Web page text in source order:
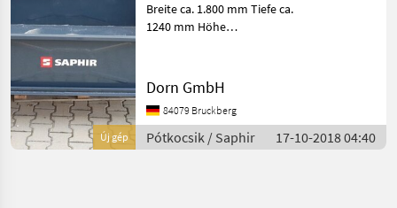
ÚTVONAL
Mezőgazdasági
gépek/eszközök
Potkocsik
Egyeb
Potkocsik
Visszaállítás
1 eredmény
megjelenítése
Új gép
Breite ca. 1.800 mm Tiefe ca.
1240 mm Höhe
hinten ca. 400 mm Anbau
Kat. II/III zul.
Gesamtgewicht ca. 1050 kg
Gewich
Dorn GmbH
84079 Bruckberg
Pótkocsik / Saphir 17-10-2018 04:40